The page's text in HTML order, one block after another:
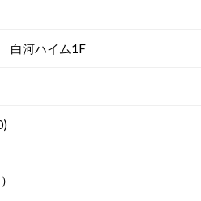
河ハイム1F